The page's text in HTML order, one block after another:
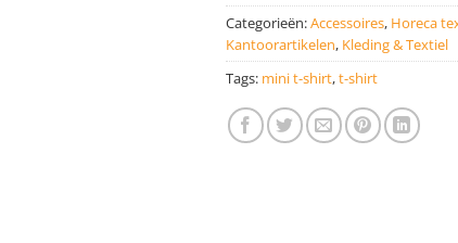
Categorieën:Accessoires, Horeca
Kantoorartikelen, Kleding & Textiel
Tags: mini t-shirt,t-shirt